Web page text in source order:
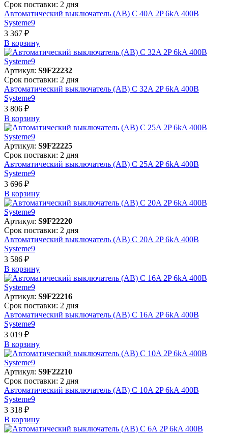
Срок поставки: 2 дня
Автоматический выключатель (АВ) C 40A 2P 6kA 400В
Systeme9
3 367 ₽
В корзинy
Артикул: S9F22232
Срок поставки: 2 дня
Автоматический выключатель (АВ) C 32A 2P 6kA 400В
Systeme9
3 806 ₽
В корзинy
Артикул: S9F22225
Срок поставки: 2 дня
Автоматический выключатель (АВ) C 25A 2P 6kA 400В
Systeme9
3 696 ₽
В корзинy
Артикул: S9F22220
Срок поставки: 2 дня
Автоматический выключатель (АВ) C 20A 2P 6kA 400В
Systeme9
3 586 ₽
В корзинy
Артикул: S9F22216
Срок поставки: 2 дня
Автоматический выключатель (АВ) C 16A 2P 6kA 400В
Systeme9
3 019 ₽
В корзинy
Артикул: S9F22210
Срок поставки: 2 дня
Автоматический выключатель (АВ) C 10A 2P 6kA 400В
Systeme9
3 318 ₽
В корзинy